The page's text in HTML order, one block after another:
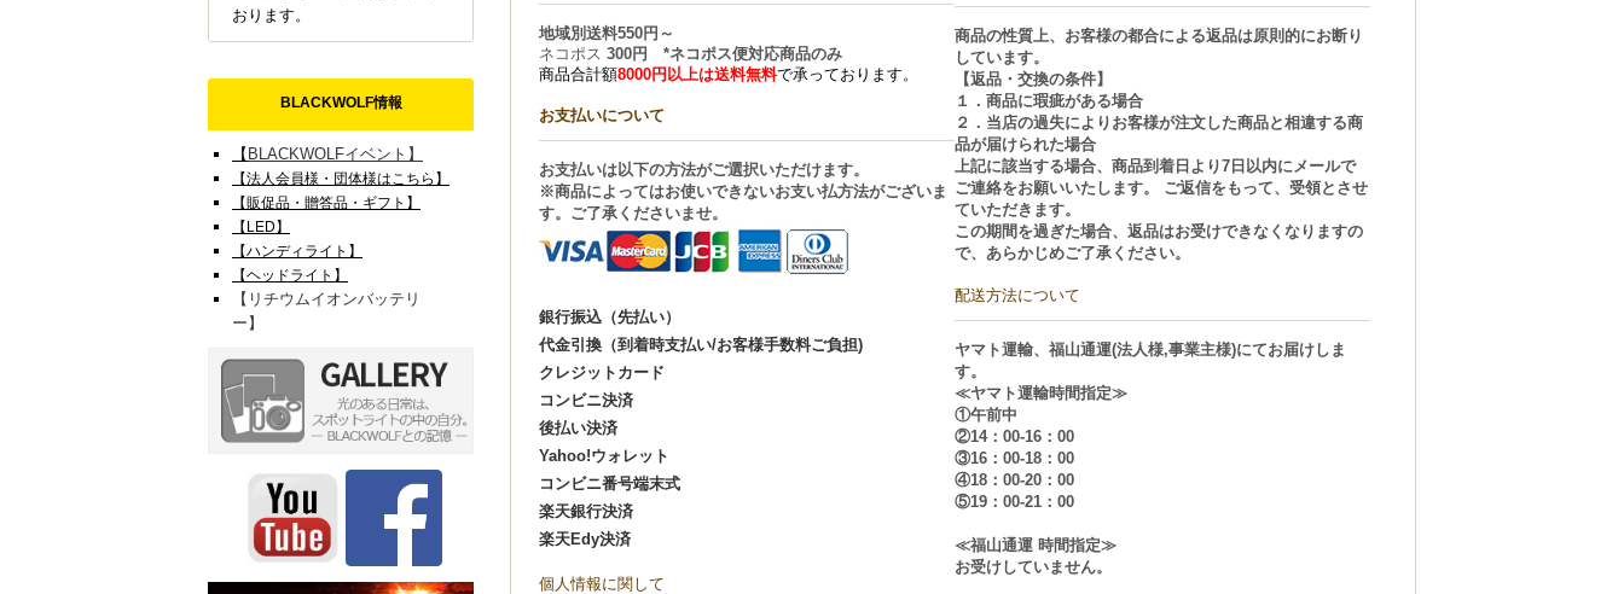
地域別送料550円～
ネコポス 300円 *ネコポス便対応商品のみ
商品合計額8000円以上は送料無料で承っております。
お支払いについて
お支払いは以下の方法がご選択いただけます。
※商品によってはお使いできないお支い払方法がございま
す。ご了承くださいませ。
銀行振込（先払い）
代金引換（到着時支払い/お客様手数料ご負担)
クレジットカード
コンビニ決済
後払い決済
Yahoo!ウォレット
コンビニ番号端末式
楽天銀行決済
楽天Edy決済
個人情報に関して
商品の性質上、お客様の都合による返品は原則的にお断り
しています。
【返品・交換の条件】
１．商品に瑕疵がある場合
２．当店の過失によりお客様が注文した商品と相違する商
品が届けられた場合
上記に該当する場合、商品到着日より7日以内にメールで
ご連絡をお願いいたします。 ご返信をもって、受領とさせ
ていただきます。
この期間を過ぎた場合、返品はお受けできなくなりますの
で、あらかじめご了承ください。
配送方法について
ヤマト運輸、福山通運(法人様,事業主様)にてお届けしま
す。
≪ヤマト運輸時間指定≫
①午前中
②14：00-16：00
③16：00-18：00
④18：00-20：00
⑤19：00-21：00
≪福山通運 時間指定≫
お受けしていません。
おります。
BLACKWOLF情報
【BLACKWOLFイベント】
【法人会員様・団体様はこちら】
【販促品・贈答品・ギフト】
【LED】
【ハンディライト】
【ヘッドライト】
【リチウムイオンバッテリ
ー】